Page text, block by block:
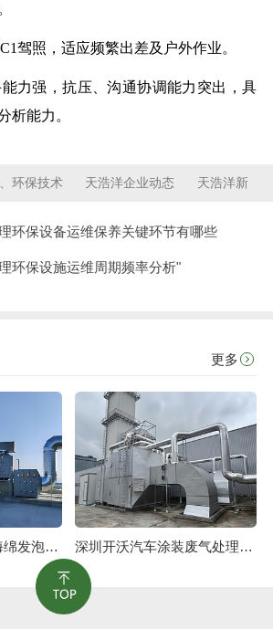
驾照，适应频繁出差及户外作业。
力强，抗压、沟通协调能力突出，具
析能力。
环保技术 天浩洋企业动态 天浩洋新
环保设备运维保养关键环节有哪些
环保设施运维周期频率分析"
更多
陕西敏华家居智造海绵发泡废气治理工程 深圳开沃汽车涂装废气处理工程